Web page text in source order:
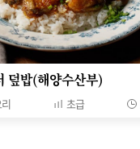
덮밥(해양수산부)
초급